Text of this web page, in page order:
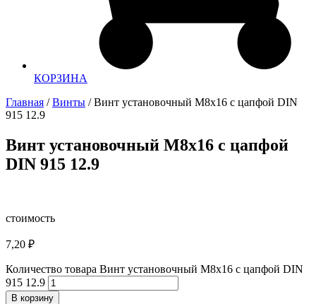
КОРЗИНА
Главная /Винты / Винт установочный М8х16 с цапфой DIN
915 12.9
Винт установочный М8х16 с цапфой
DIN 915 12.9
стоимость
7,20 ₽
Количество товара Винт установочный М8х16 с цапфой DIN
915 12.9
В корзину